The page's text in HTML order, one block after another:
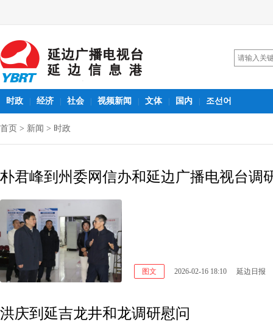
时政 经济 社会 视频新闻 文体 国内 조선어
首页 > 新闻 > 时政
朴君峰到州委网信办和延边广播电视台调
图文 2026-02-16 18:10 延边日报
洪庆到延吉龙井和龙调研慰问